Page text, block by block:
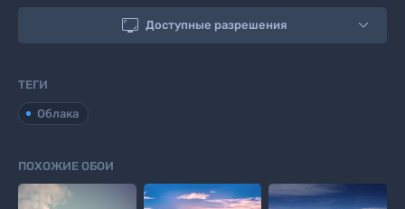
 Доступные разрешения
ТЕГИ
Облака
ПОХОЖИЕ ОБОИ